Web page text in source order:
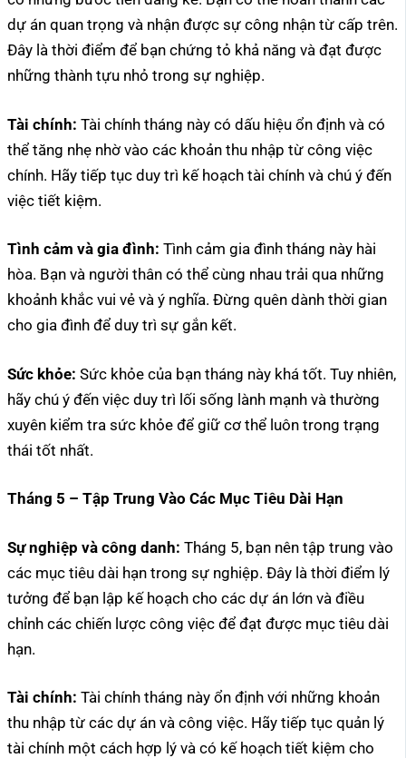
dự án quan trọng và nhận được sự công nhận từ cấp trên.
Đây là thời điểm để bạn chứng tỏ khả năng và đạt được
những thành tựu nhỏ trong sự nghiệp.
Tài chính: Tài chính tháng này có dấu hiệu ổn định và có
thể tăng nhẹ nhờ vào các khoản thu nhập từ công việc
chính. Hãy tiếp tục duy trì kế hoạch tài chính và chú ý đến
việc tiết kiệm.
Tình cảm và gia đình: Tình cảm gia đình tháng này hài
hòa. Bạn và người thân có thể cùng nhau trải qua những
khoảnh khắc vui vẻ và ý nghĩa. Đừng quên dành thời gian
cho gia đình để duy trì sự gắn kết.
Sức khỏe: Sức khỏe của bạn tháng này khá tốt. Tuy nhiên,
hãy chú ý đến việc duy trì lối sống lành mạnh và thường
xuyên kiểm tra sức khỏe để giữ cơ thể luôn trong trạng
thái tốt nhất.
Tháng 5 – Tập Trung Vào Các Mục Tiêu Dài Hạn
Sự nghiệp và công danh: Tháng 5, bạn nên tập trung vào
các mục tiêu dài hạn trong sự nghiệp. Đây là thời điểm lý
tưởng để bạn lập kế hoạch cho các dự án lớn và điều
chỉnh các chiến lược công việc để đạt được mục tiêu dài
hạn.
Tài chính: Tài chính tháng này ổn định với những khoản
thu nhập từ các dự án và công việc. Hãy tiếp tục quản lý
tài chính một cách hợp lý và có kế hoạch tiết kiệm cho